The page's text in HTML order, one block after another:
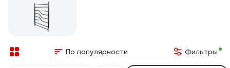
По популярности Фильтры